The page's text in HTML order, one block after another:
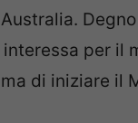
interessa per il
di iniziare il